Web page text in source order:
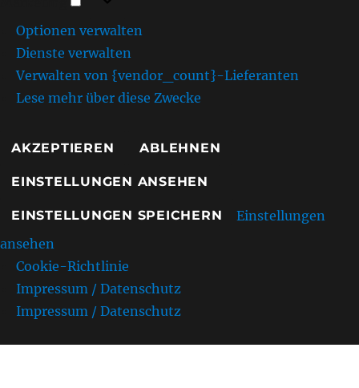
Optionen verwalten
Dienste verwalten
Verwalten von {vendor_count}-Lieferanten
Lese mehr über diese Zwecke
AKZEPTIEREN ABLEHNEN
EINSTELLUNGEN ANSEHEN
EINSTELLUNGEN SPEICHERN
Einstellungen
ansehen
Cookie-Richtlinie
Impressum / Datenschutz
Impressum / Datenschutz